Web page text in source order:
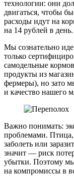
технологии: они
двигаться, чтобы
расходы идут на
на 14 рублей в день.
Мы сознательно
только
самодельные
продукты из
фермеры), но зато
и качество нашего
Важно понимать:
проблемами.
заболеть или
значит — риск
убытки. Поэтому
на компромиссы в